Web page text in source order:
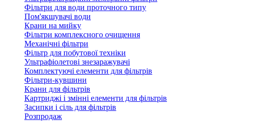
Фільтри для води проточного типу
Пом'якшувачі води
Крани на мийку
Фільтри комплексного очищення
Механічні фільтри
Фільтр для побутової техніки
Ультрафіолетові знезаражувачі
Комплектуючі елементи для фільтрів
Фільтри-кувшини
Крани для фільтрів
Картриджі і змінні елементи для фільтрів
Засипки і сіль для фільтрів
Розпродаж